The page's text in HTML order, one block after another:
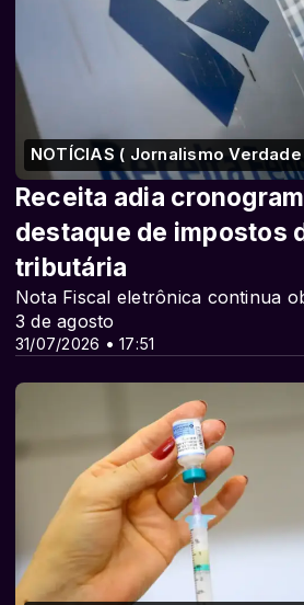
NOTÍCIAS ( Jornalismo Verdade
31/07/2026 • 17:51
Receita adia
destaque de impostos
tributária
Nota Fiscal eletrônica continua
3 de agosto